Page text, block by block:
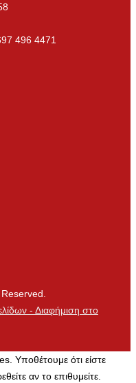
496 4471
- Διαφήμιση στο
Υποθέτουμε ότι είστε
αν το επιθυμείτε.